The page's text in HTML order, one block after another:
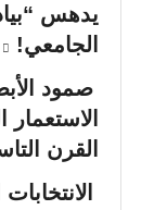
يدهس
الجامعي!
صمود
القرن